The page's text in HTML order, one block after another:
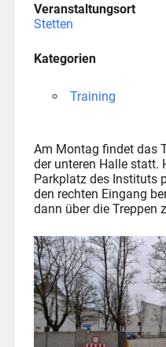
Veranstaltungsort
Stetten
Kategorien
Training
Am Montag findet das
der unteren Halle statt.
Parkplatz des Instituts
den rechten Eingang
dann über die Treppen